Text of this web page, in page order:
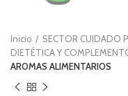
Inicio
SECTOR CUIDADO
DIETÉTICA Y
AROMAS ALIMENTARIOS